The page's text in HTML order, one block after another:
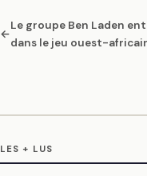
←
Le groupe Ben Laden
dans le jeu ouest-
LES + LUS